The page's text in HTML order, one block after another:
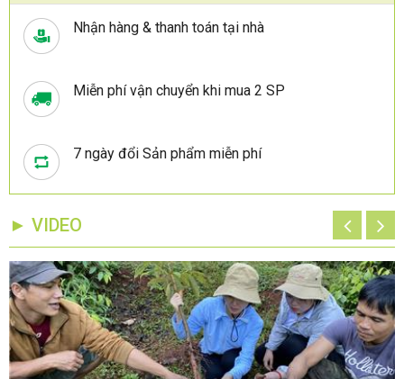
Nhận hàng & thanh toán tại nhà
Miễn phí vận chuyển khi mua 2 SP
7 ngày đổi Sản phẩm miễn phí
► VIDEO